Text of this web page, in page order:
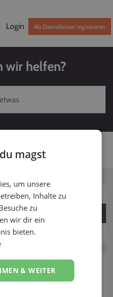
Login Als Dienstleister registrieren
wir helfen?
EVELY
magst
um unsere
Inhalte zu
zu
wir dir ein
bieten.
& WEITER